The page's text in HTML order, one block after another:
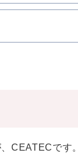
CEATECです。